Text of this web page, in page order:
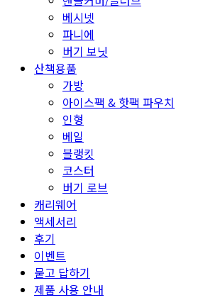
베시넷
파니에
버기 보닛
산책용품
가방
아이스팩 & 핫팩 파우치
인형
베일
블랭킷
코스터
버기 로브
캐리웨어
액세서리
후기
이벤트
묻고 답하기
제품 사용 안내